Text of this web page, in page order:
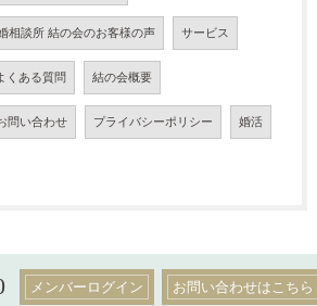
相談所 結の会のお客様の声 サービス
くある質問 結の会概要
問い合わせ プライバシーポリシー 婚活
メンバーログイン お問い合わせはこちら